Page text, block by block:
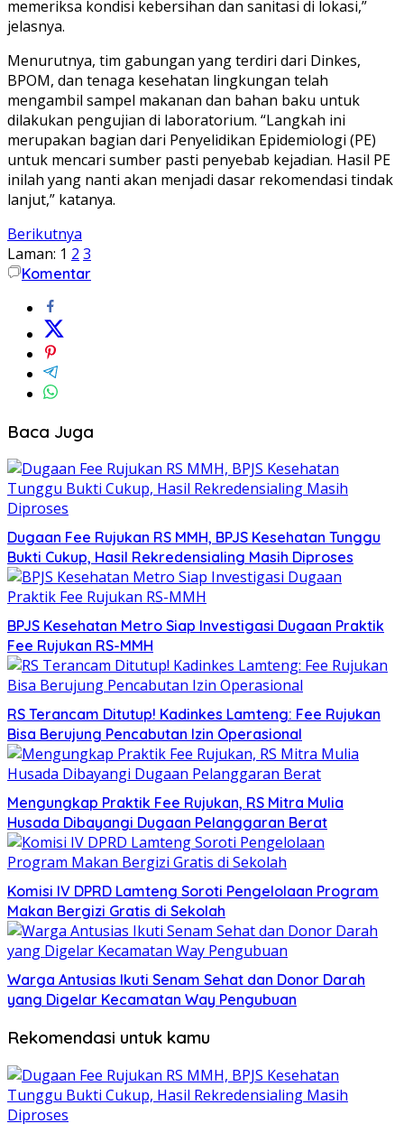
memeriksa kondisi kebersihan dan sanitasi di lokasi,”
jelasnya.
Menurutnya, tim gabungan yang terdiri dari Dinkes,
BPOM, dan tenaga kesehatan lingkungan telah
mengambil sampel makanan dan bahan baku untuk
dilakukan pengujian di laboratorium. “Langkah ini
merupakan bagian dari Penyelidikan Epidemiologi (PE)
untuk mencari sumber pasti penyebab kejadian. Hasil PE
inilah yang nanti akan menjadi dasar rekomendasi tindak
lanjut,” katanya.
Berikutnya
Laman: 1 2 3
Komentar
Baca Juga
Dugaan Fee Rujukan RS MMH, BPJS Kesehatan Tunggu
Bukti Cukup, Hasil Rekredensialing Masih Diproses
BPJS Kesehatan Metro Siap Investigasi Dugaan Praktik
Fee Rujukan RS-MMH
RS Terancam Ditutup! Kadinkes Lamteng: Fee Rujukan
Bisa Berujung Pencabutan Izin Operasional
Mengungkap Praktik Fee Rujukan, RS Mitra Mulia
Husada Dibayangi Dugaan Pelanggaran Berat
Komisi IV DPRD Lamteng Soroti Pengelolaan Program
Makan Bergizi Gratis di Sekolah
Warga Antusias Ikuti Senam Sehat dan Donor Darah
yang Digelar Kecamatan Way Pengubuan
Rekomendasi untuk kamu